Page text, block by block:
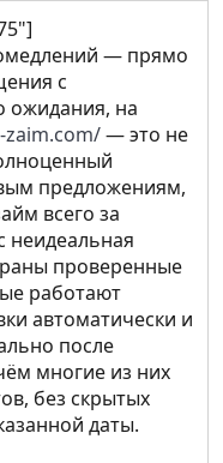
— прямо
с
ожидания, на
— это не
предложениям,
всего за
неидеальная
проверенные
работают
автоматически и
после
многие из них
без скрытых
даты.